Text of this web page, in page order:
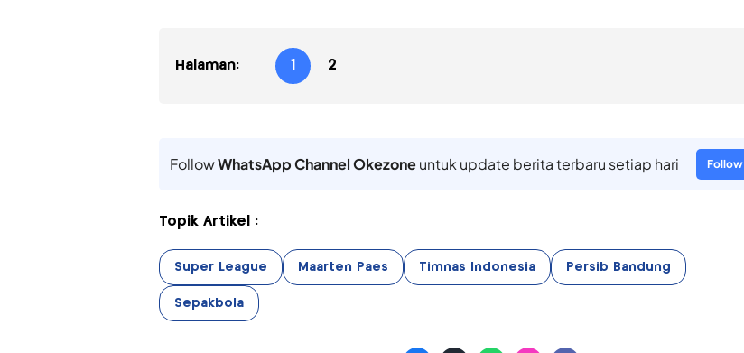
Halaman: 1 2
FollowWhatsApp Channel Okezoneuntuk update berita terbaru setiap hari Follow
Topik Artikel :
Super League Maarten Paes Timnas Indonesia Persib Bandung
Sepakbola